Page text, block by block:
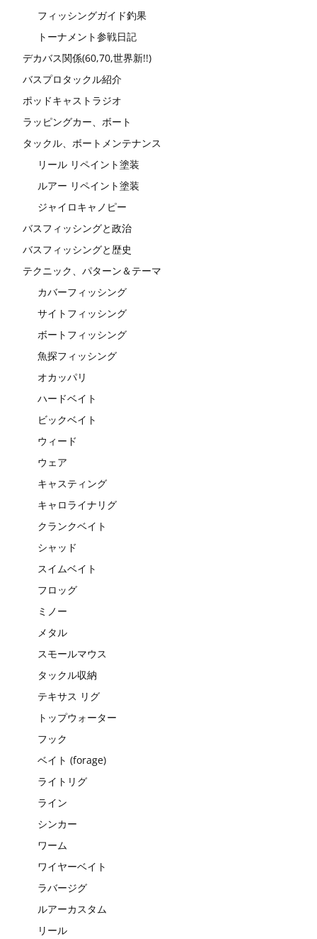
フィッシングガイド釣果
トーナメント参戦日記
デカバス関係(60,70,世界新!!)
バスプロタックル紹介
ポッドキャストラジオ
ラッピングカー、ボート
タックル、ボートメンテナンス
リール リペイント塗装
ルアー リペイント塗装
ジャイロキャノピー
バスフィッシングと政治
バスフィッシングと歴史
テクニック、パターン＆テーマ
カバーフィッシング
サイトフィッシング
ボートフィッシング
魚探フィッシング
オカッパリ
ハードベイト
ビックベイト
ウィード
ウェア
キャスティング
キャロライナリグ
クランクベイト
シャッド
スイムベイト
フロッグ
ミノー
メタル
スモールマウス
タックル収納
テキサス リグ
トップウォーター
フック
ベイト (forage)
ライトリグ
ライン
シンカー
ワーム
ワイヤーベイト
ラバージグ
ルアーカスタム
リール